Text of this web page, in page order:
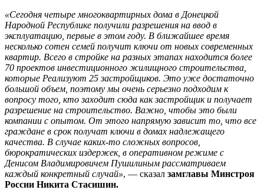
«Сегодня четыре многоквартирных дома в Донецкой
Народной Республике получили разрешения на ввод в
эксплуатацию, первые в этом году. В ближайшее время
несколько сотен семей получит ключи от новых современных
квартир. Всего в стройке на разных этапах находится более
70 проектов инвестиционного жилищного строительства,
которые Реализуют 25 застройщиков. Это уже достаточно
большой объем, поэтому мы очень серьезно подходим к
вопросу того, кто заходит сюда как застройщик и получает
разрешение на строительство. Важно, чтобы это были
компании с опытом. От этого напрямую зависит то, что все
граждане в срок получат ключи в домах надлежащего
качества. В случае каких-то сложных вопросов,
бюрократических издержек, в оперативном режиме с
Денисом Владимировичем Пушилиным рассматриваем
каждый конкретный случай», — сказал замглавы Минстроя
России Никита Стасишин.